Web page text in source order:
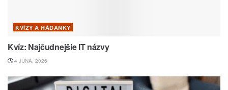
KVÍZY A HÁDANKY
Kvíz: Najčudnejšie IT názvy
4 JÚNA, 2026